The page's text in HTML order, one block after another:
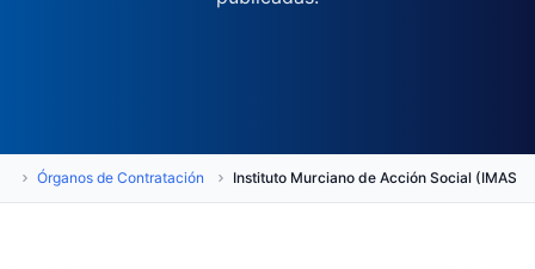
Órganos de Contratación Instituto Murciano de Acción Social (IMAS)